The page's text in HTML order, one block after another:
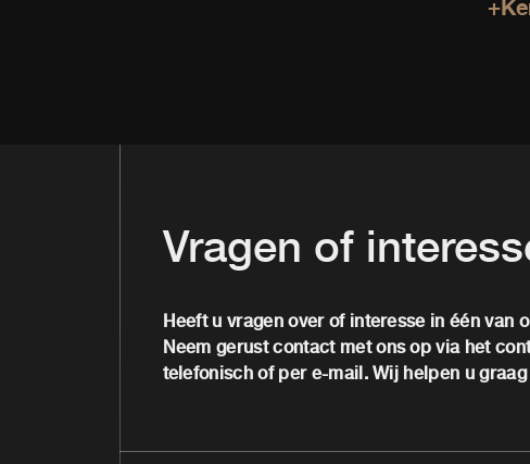
Vragen of
Heeft u vragen over of interesse in één van
Neem gerust contact met ons op via het
telefonisch of per e-mail. Wij helpen u